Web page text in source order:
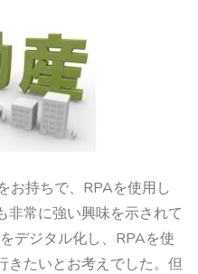
お持ちで、RPAを使用し
非常に強い興味を示されて
デジタル化し、RPAを使
きたいとお考えでした。但